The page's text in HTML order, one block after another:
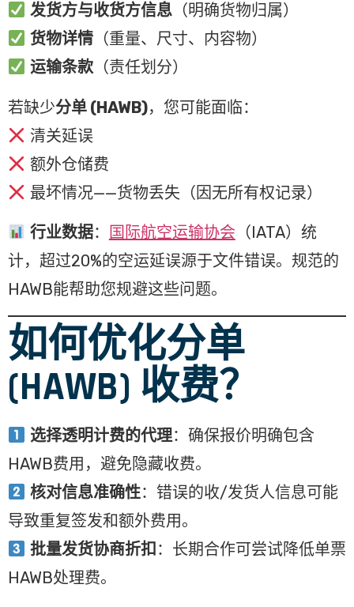
发货方与收货方信息（明确货物归属）
货物详情（重量、尺寸、内容物）
运输条款（责任划分）
若缺少分单 (HAWB)，您可能面临：
清关延误
额外仓储费
最坏情况——货物丢失（因无所有权记录）
行业数据： 国际航空运输协会 （IATA）统
计，超过20%的空运延误源于文件错误。规范的
HAWB能帮助您规避这些问题。
如何优化分单
(HAWB) 收费？
选择透明计费的代理：确保报价明确包含
HAWB费用，避免隐藏收费。
核对信息准确性：错误的收/发货人信息可能
导致重复签发和额外费用。
批量发货协商折扣 ：长期合作可尝试降低单票
HAWB处理费。